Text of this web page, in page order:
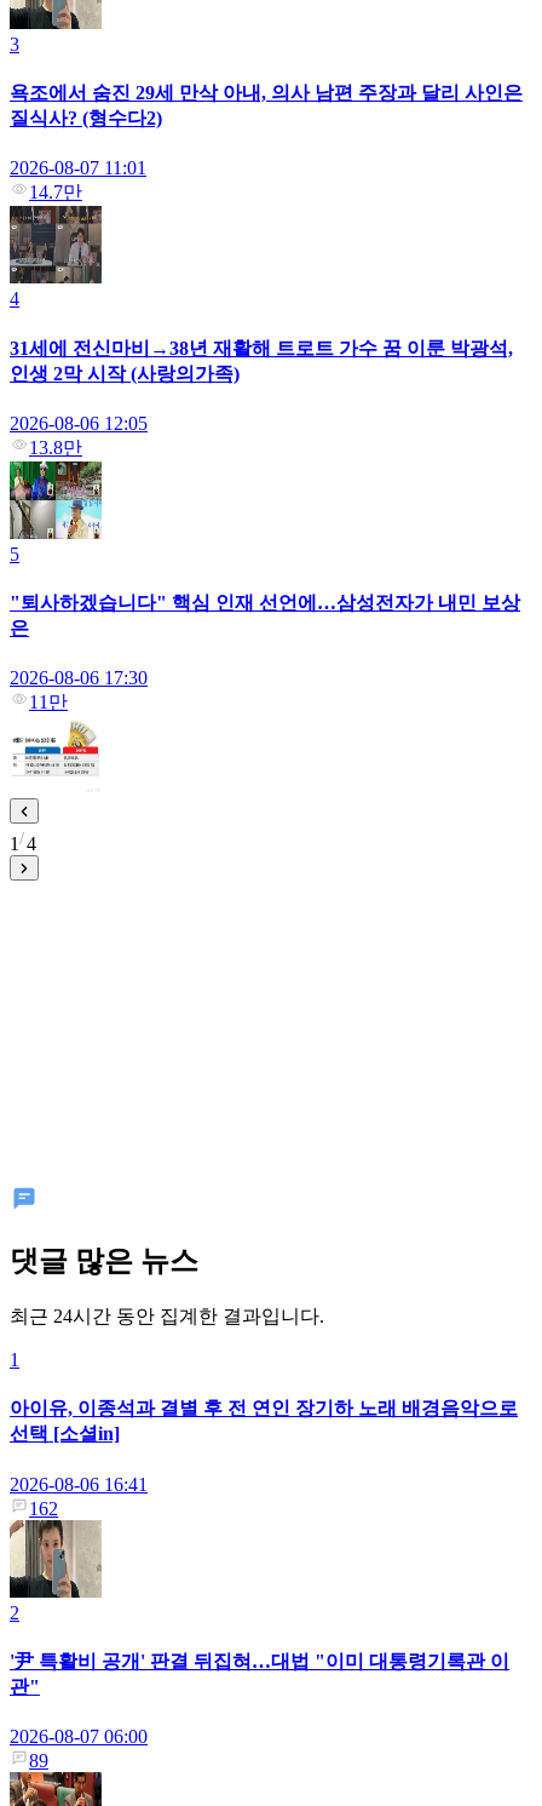
3
욕조에서 숨진 29세 만삭 아내, 의사 남편 주장과 달리 사인은
질식사? (형수다2)
2026-08-07 11:01
14.7만
4
31세에 전신마비→38년 재활해 트로트 가수 꿈 이룬 박광석,
인생 2막 시작 (사랑의가족)
2026-08-06 12:05
13.8만
5
"퇴사하겠습니다" 핵심 인재 선언에…삼성전자가 내민 보상
은
2026-08-06 17:30
11만
1 4
댓글 많은 뉴스
최근 24시간 동안 집계한 결과입니다.
1
아이유, 이종석과 결별 후 전 연인 장기하 노래 배경음악으로
선택 [소셜in]
2026-08-06 16:41
162
2
'尹 특활비 공개' 판결 뒤집혀…대법 "이미 대통령기록관 이
관"
2026-08-07 06:00
89